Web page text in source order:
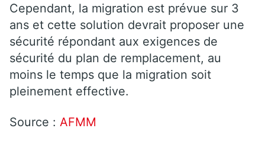
Cependant, la migration est prévue sur 3
ans et cette solution devrait proposer une
sécurité répondant aux exigences de
sécurité du plan de remplacement, au
moins le temps que la migration soit
pleinement effective.
Source : AFMM